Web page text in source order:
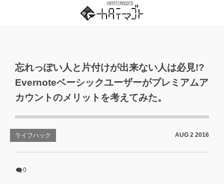
忘れっぽい人と片付けが出来ない人は必見!?
Evernoteベーシックユーザーがプレミアムア
カウントのメリットを考えてみた。
ライフハック AUG 2 2016
0